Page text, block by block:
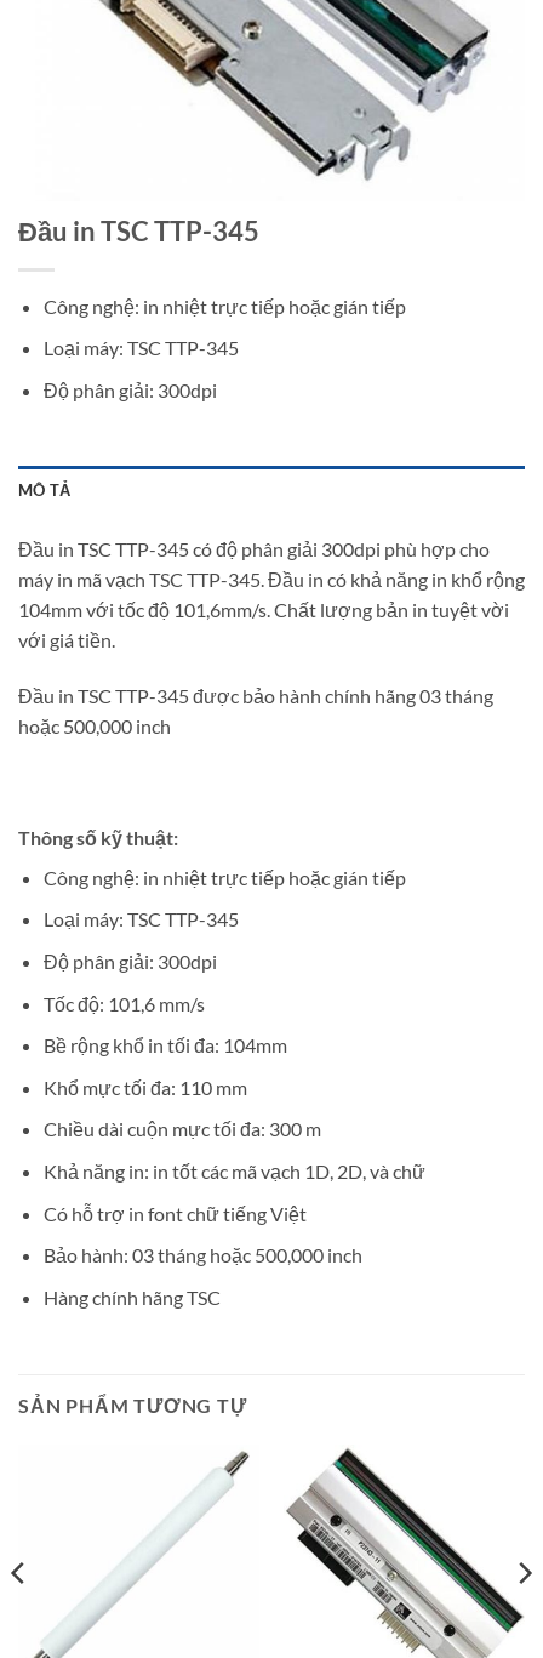
Đầu in TSC TTP-345
Công nghệ: in nhiệt trực tiếp hoặc gián tiếp
Loại máy: TSC TTP-345
Độ phân giải: 300dpi
MÔ TẢ
Đầu in TSC TTP-345 có độ phân giải 300dpi phù hợp cho
máy in mã vạch TSC TTP-345. Đầu in có khả năng in khổ rộng
104mm với tốc độ 101,6mm/s. Chất lượng bản in tuyệt vời
với giá tiền.
Đầu in TSC TTP-345 được bảo hành chính hãng 03 tháng
hoặc 500,000 inch
Thông số kỹ thuật:
Công nghệ: in nhiệt trực tiếp hoặc gián tiếp
Loại máy: TSC TTP-345
Độ phân giải: 300dpi
Tốc độ: 101,6 mm/s
Bề rộng khổ in tối đa: 104mm
Khổ mực tối đa: 110 mm
Chiều dài cuộn mực tối đa: 300 m
Khả năng in: in tốt các mã vạch 1D, 2D, và chữ
Có hỗ trợ in font chữ tiếng Việt
Bảo hành: 03 tháng hoặc 500,000 inch
Hàng chính hãng TSC
SẢN PHẨM TƯƠNG TỰ